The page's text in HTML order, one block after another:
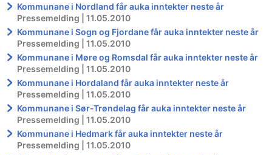
Kommunane i Nordland får auka inntekter neste år
Pressemelding | 11.05.2010
Kommunane i Sogn og Fjordane får auka inntekter neste år
Pressemelding | 11.05.2010
Kommunane i Møre og Romsdal får auka inntekter neste år
Pressemelding | 11.05.2010
Kommunane i Hordaland får auka inntekter neste år
Pressemelding | 11.05.2010
Kommunane i Sør-Trøndelag får auka inntekter neste år
Pressemelding | 11.05.2010
Kommunane i Hedmark får auka inntekter neste år
Pressemelding | 11.05.2010